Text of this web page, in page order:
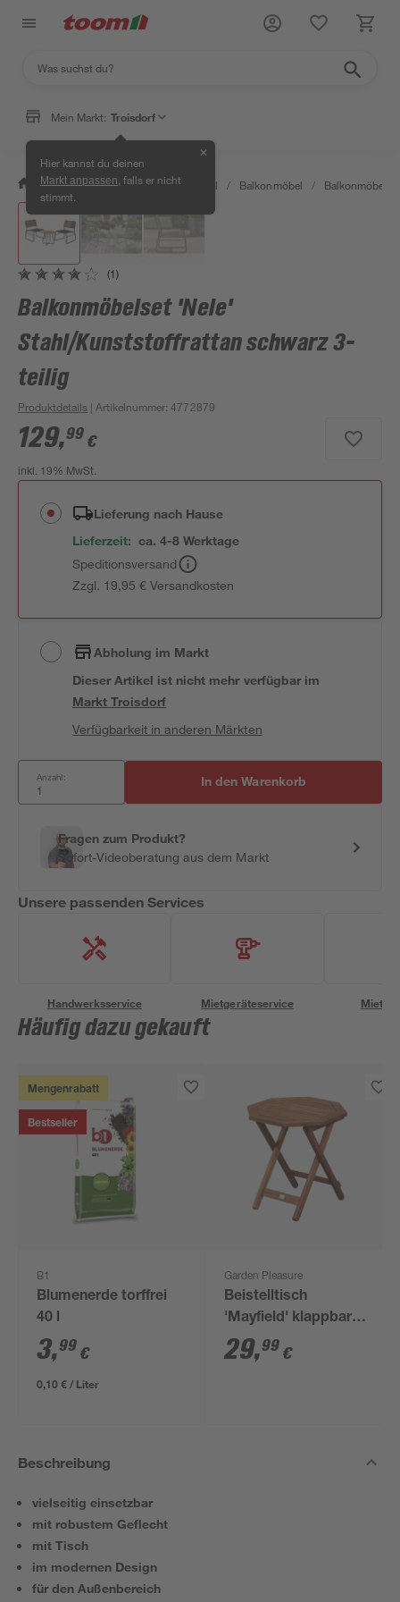
Mein Markt: Troisdorf
Hier kannst du deinen
Markt anpassen , falls er nicht
stimmt.
✕
/ Garten & Freizeit / Gartenmöbel / Balkonmöbel /
(1)
Balkonmöbelset 'Nele'
Stahl/Kunststoffrattan schwarz 3-
teilig
Produktdetails | Artikelnummer:4772879
129,99 €
inkl. 19% MwSt.
Lieferung nach Hause
Lieferzeit: ca. 4-8 Werktage
Speditionsversand
Zzgl. 19,95 € Versandkosten
Abholung im Markt
Dieser Artikel ist nicht mehr verfügbar im
MarktTroisdorf
Verfügbarkeit in anderen Märkten
Anzahl: In den Warenkorb
Fragen zum Produkt?
Sofort-Videoberatung aus dem Markt
Unsere passenden Services
Handwerksservice Mietgeräteservice
Häufig dazu gekauft
Mengenrabatt
Bestseller
B1
Blumenerde torffrei
40 l
3,99 €
0,10 € / Liter
Garden Pleasure
Beistelltisch
'Mayfield' klappbar
Eukalyptusholz Ø 46 x
50 cm
29,99 €
Beschreibung
vielseitig einsetzbar
mit robustem Geflecht
mit Tisch
im modernen Design
für den Außenbereich